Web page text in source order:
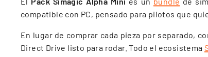
compatible con PC, pensado para pilotos que
En lugar de comprar cada pieza por separado,
Direct Drive listo para rodar. Todo el ecosistema